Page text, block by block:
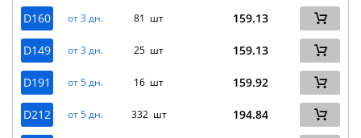
D160 от 3 дн. 81 шт 159.13
D149 от 3 дн. 25 шт 159.13
D191 от 5 дн. 16 шт 159.92
D212 от 5 дн. 332 шт 194.84